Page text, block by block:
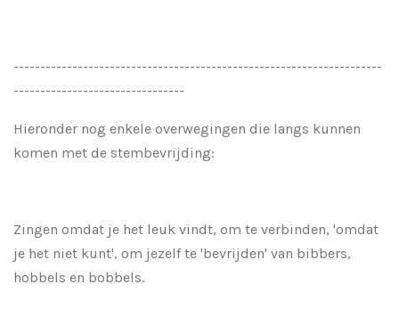
---------------------------------------------------------------------
--------------------------------
Hieronder nog enkele overwegingen die langs kunnen
komen met de stembevrijding:
Zingen omdat je het leuk vindt, om te verbinden, 'omdat
je het niet kunt', om jezelf te 'bevrijden' van bibbers,
hobbels en bobbels.